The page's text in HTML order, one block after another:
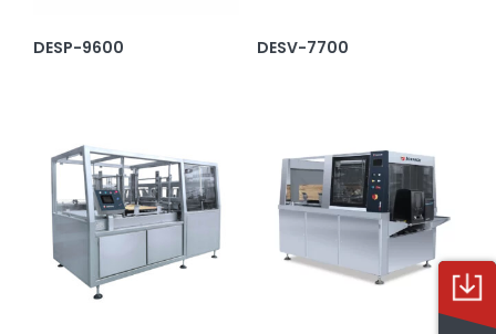
DESP-9600 DESV-7700